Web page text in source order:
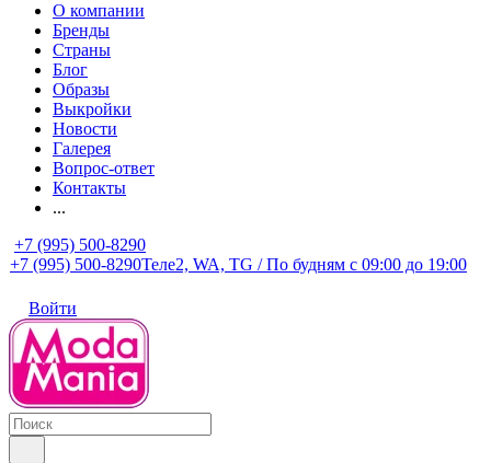
О компании
Бренды
Страны
Блог
Образы
Выкройки
Новости
Галерея
Вопрос-ответ
Контакты
...
+7 (995) 500-8290
+7 (995) 500-8290Теле2, WA, TG / По будням c 09:00 до 19:00
Войти